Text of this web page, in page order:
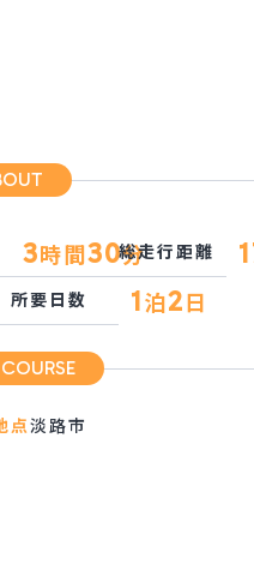
3時間30分
総走行距離
所要日数 1泊2 日
点淡路市